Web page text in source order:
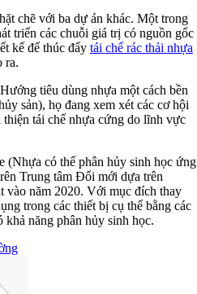
chẽ với ba dự án khác. Một trong
triển các chuỗi giá trị có nguồn gốc
kế để thúc đẩy tái chế rác thải nhựa
ra.
tiêu dùng nhựa một cách bền
sản), họ đang xem xét các cơ hội
thiện tái chế nhựa cứng do lĩnh vực
(Nhựa có thể phân hủy sinh học ứng
Trung tâm Đổi mới dựa trên
vào năm 2020. Với mục đích thay
trong các thiết bị cụ thể bằng các
năng phân hủy sinh học.